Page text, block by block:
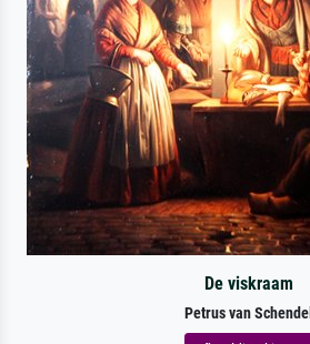
De viskraam
Petrus van Schendel